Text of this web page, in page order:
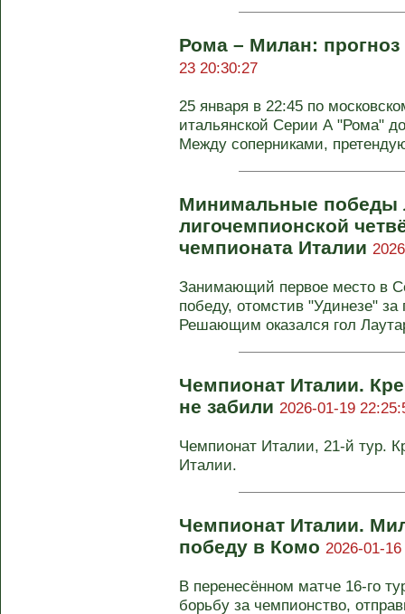
Рома – Милан:
23 20:30:27
25 января в 22:45 по
итальянской Серии А "Рома"
Между соперниками,
Минимальные победы
лигочемпионской
чемпионата Италии
Занимающий первое место в
победу, отомстив "Удинезе"
Решающим оказался гол
Чемпионат Италии.
не забили 2026-01-19
Чемпионат Италии, 21-й тур.
Италии.
Чемпионат Италии.
победу в Комо 2026-01-
В перенесённом матче 16-го
борьбу за чемпионство,